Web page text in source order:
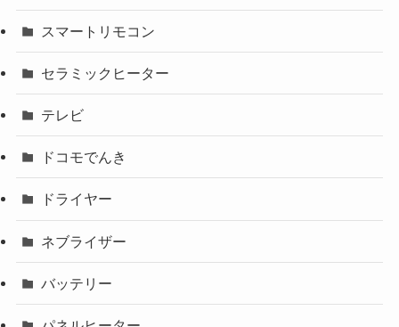
スマートリモコン
セラミックヒーター
テレビ
ドコモでんき
ドライヤー
ネブライザー
バッテリー